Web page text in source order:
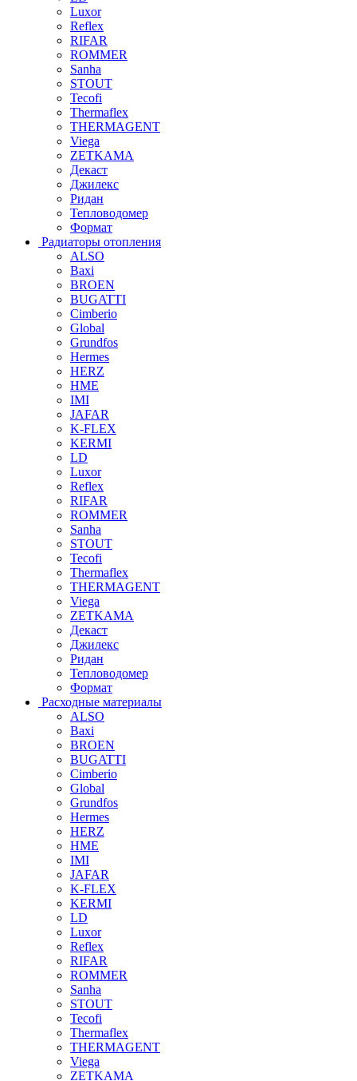
Luxor
Reflex
RIFAR
ROMMER
Sanha
STOUT
Tecofi
Thermaflex
THERMAGENT
Viega
ZETKAMA
Декаст
Джилекс
Ридан
Тепловодомер
Формат
Радиаторы отопления
ALSO
Baxi
BROEN
BUGATTI
Cimberio
Global
Grundfos
Hermes
HERZ
HME
IMI
JAFAR
K-FLEX
KERMI
LD
Luxor
Reflex
RIFAR
ROMMER
Sanha
STOUT
Tecofi
Thermaflex
THERMAGENT
Viega
ZETKAMA
Декаст
Джилекс
Ридан
Тепловодомер
Формат
Расходные материалы
ALSO
Baxi
BROEN
BUGATTI
Cimberio
Global
Grundfos
Hermes
HERZ
HME
IMI
JAFAR
K-FLEX
KERMI
LD
Luxor
Reflex
RIFAR
ROMMER
Sanha
STOUT
Tecofi
Thermaflex
THERMAGENT
Viega
ZETKAMA